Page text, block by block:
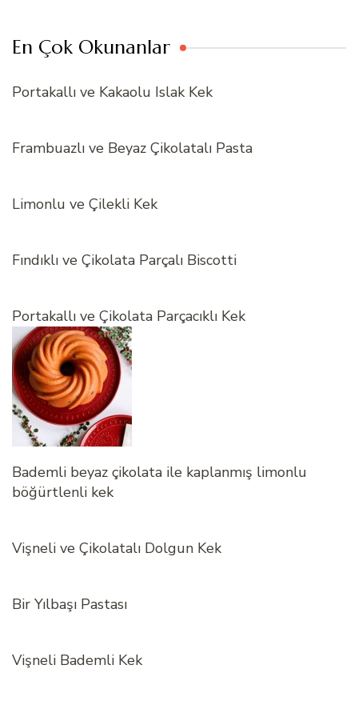
En Çok Okunanlar
Portakallı ve Kakaolu Islak Kek
Frambuazlı ve Beyaz Çikolatalı Pasta
Limonlu ve Çilekli Kek
Fındıklı ve Çikolata Parçalı Biscotti
Portakallı ve Çikolata Parçacıklı Kek
Bademli beyaz çikolata ile kaplanmış limonlu
böğürtlenli kek
Vişneli ve Çikolatalı Dolgun Kek
Bir Yılbaşı Pastası
Vişneli Bademli Kek